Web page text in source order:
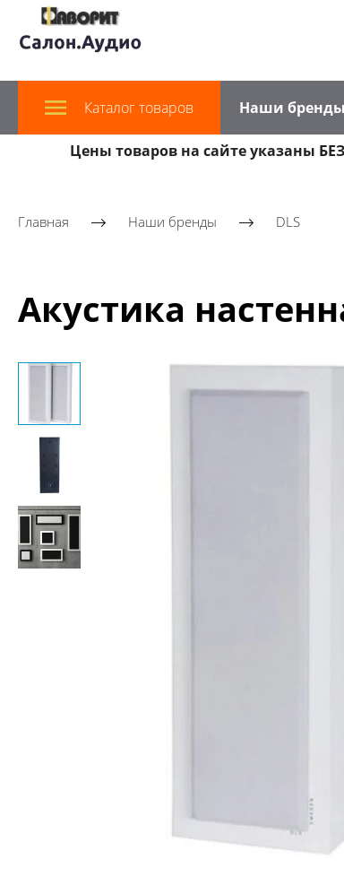
Каталог товаров Наши бренды
Цены товаров на сайте указаны
Главная Наши бренды DLS
Акустика